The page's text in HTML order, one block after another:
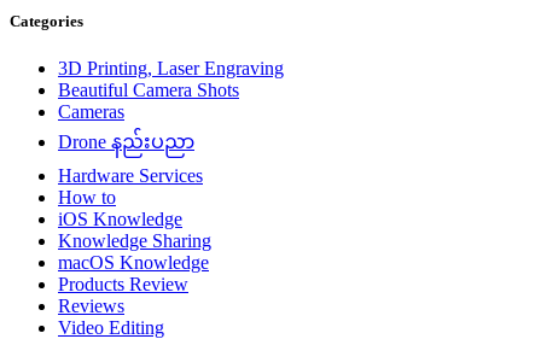
Categories
3D Printing, Laser Engraving
Beautiful Camera Shots
Cameras
Drone နည်းပညာ
Hardware Services
How to
iOS Knowledge
Knowledge Sharing
macOS Knowledge
Products Review
Reviews
Video Editing